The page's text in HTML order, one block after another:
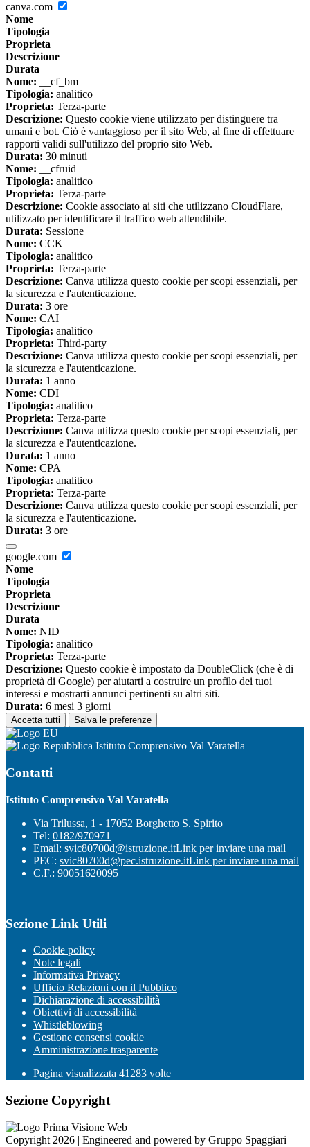
canva.com
Nome
Tipologia
Proprieta
Descrizione
Durata
Nome: __cf_bm
Tipologia: analitico
Proprieta: Terza-parte
Descrizione: Questo cookie viene utilizzato per distinguere tra
umani e bot. Ciò è vantaggioso per il sito Web, al fine di effettuare
rapporti validi sull'utilizzo del proprio sito Web.
Durata: 30 minuti
Nome: __cfruid
Tipologia: analitico
Proprieta: Terza-parte
Descrizione: Cookie associato ai siti che utilizzano CloudFlare,
utilizzato per identificare il traffico web attendibile.
Durata: Sessione
Nome: CCK
Tipologia: analitico
Proprieta: Terza-parte
Descrizione: Canva utilizza questo cookie per scopi essenziali, per
la sicurezza e l'autenticazione.
Durata: 3 ore
Nome: CAI
Tipologia: analitico
Proprieta: Third-party
Descrizione: Canva utilizza questo cookie per scopi essenziali, per
la sicurezza e l'autenticazione.
Durata: 1 anno
Nome: CDI
Tipologia: analitico
Proprieta: Terza-parte
Descrizione: Canva utilizza questo cookie per scopi essenziali, per
la sicurezza e l'autenticazione.
Durata: 1 anno
Nome: CPA
Tipologia: analitico
Proprieta: Terza-parte
Descrizione: Canva utilizza questo cookie per scopi essenziali, per
la sicurezza e l'autenticazione.
Durata: 3 ore
google.com
Nome
Tipologia
Proprieta
Descrizione
Durata
Nome: NID
Tipologia: analitico
Proprieta: Terza-parte
Descrizione: Questo cookie è impostato da DoubleClick (che è di
proprietà di Google) per aiutarti a costruire un profilo dei tuoi
interessi e mostrarti annunci pertinenti su altri siti.
Durata: 6 mesi 3 giorni
Accetta tutti Salva le preferenze
Istituto Comprensivo Val Varatella
Contatti
Istituto Comprensivo Val Varatella
Via Trilussa, 1 - 17052 Borghetto S. Spirito
Tel: 0182/970971
Email: svic80700d@istruzione.itLink per inviare una mail
PEC: svic80700d@pec.istruzione.itLink per inviare una mail
C.F.: 90051620095
Sezione Link Utili
Cookie policy
Note legali
Informativa Privacy
Ufficio Relazioni con il Pubblico
Dichiarazione di accessibilità
Obiettivi di accessibilità
Whistleblowing
Gestione consensi cookie
Amministrazione trasparente
Pagina visualizzata 41283 volte
Sezione Copyright
Copyright 2026 | Engineered and powered by Gruppo Spaggiari